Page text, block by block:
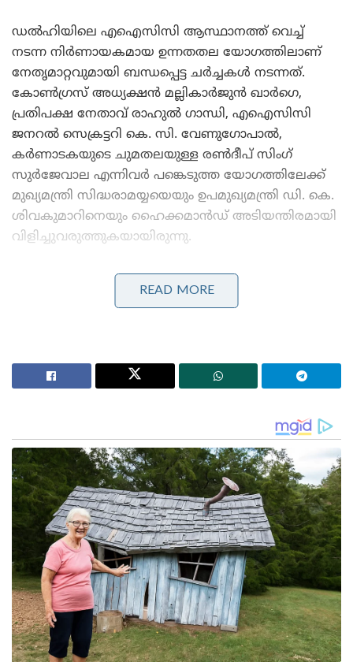
​ഡൽഹിയിലെ എഐസിസി ആസ്ഥാനത്ത് വെച്ച്
നടന്ന നിർണായകമായ ഉന്നതതല യോഗത്തിലാണ്
നേതൃമാറ്റവുമായി ബന്ധപ്പെട്ട ചർച്ചകൾ നടന്നത്.
കോൺഗ്രസ് അധ്യക്ഷൻ മല്ലികാർജുൻ ഖാർഗെ,
പ്രതിപക്ഷ നേതാവ് രാഹുൽ ഗാന്ധി, എഐസിസി
ജനറൽ സെക്രട്ടറി കെ. സി. വേണുഗോപാൽ,
കർണാടകയുടെ ചുമതലയുള്ള രൺദീപ് സിംഗ്
സുർജേവാല എന്നിവർ പങ്കെടുത്ത യോഗത്തിലേക്ക്
മുഖ്യമന്ത്രി സിദ്ധരാമയ്യയെയും ഉപമുഖ്യമന്ത്രി ഡി. കെ.
ശിവകുമാറിനെയും ഹൈക്കമാൻഡ് അടിയന്തിരമായി
വിളിച്ചുവരുത്തുകയായിരുന്നു.
Stories you may like
‘കാമുകിയെ കൊല്ലാൻ പെൺവേഷത്തിലെത്തി;
ഗുരുവായൂരിൽ കാമുകനും ക്രിമിനൽ സംഘവും
മുഖ്യമന്ത്രി പദം ഒഴിഞ്ഞ് സിദ്ധരാമയ്യ ദേശീയ
രാഷ്ട്രീയത്തിലേക്ക് മാറണമെന്നും, പകരം
കർണാടകയിൽ നിന്ന് അദ്ദേഹത്തിന് രാജ്യസഭാ സീറ്റും
ഡൽഹിയിൽ വലിയൊരു പദവിയും നൽകാമെന്നും
ഹൈക്കമാൻഡ് വാഗ്ദാനം ചെയ്തിട്ടുണ്ട്. കൂടാതെ
സിദ്ധരാമയ്യയുടെ മകനും നിലവിൽ നിയമനിർമ്മാണ
കൗൺസിൽ അംഗവുമായ യതീന്ദ്ര സിദ്ധരാമയ്യയ്ക്ക്
സംസ്ഥാന മന്ത്രിസഭയിൽ പ്രധാന പദവി നൽകാനും
ധാരണയായതായാണ് സൂചന.
Tags: congress rahul gandhi
congress high command
READ MORE